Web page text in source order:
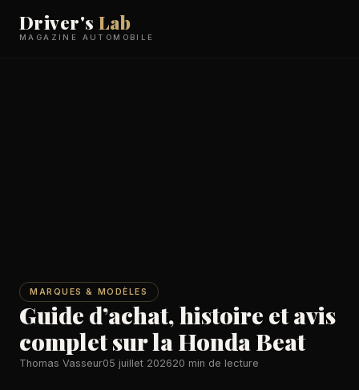
Driver'sLab
MAGAZINE AUTOMOBILE
MARQUES & MODÈLES
Guide d’achat, histoire et avis
complet sur la Honda Beat
Thomas Vasseur05 juillet 202620 min de lecture